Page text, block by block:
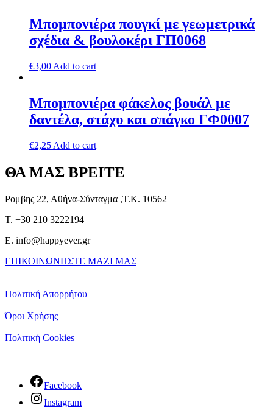
Μπομπονιέρα πουγκί με γεωμετρικά
σχέδια & βουλοκέρι ΓΠ0068
€3,00 Add to cart
Μπομπονιέρα φάκελος βουάλ με
δαντέλα, στάχυ και σπάγκο ΓΦ0007
€2,25 Add to cart
ΘΑ ΜΑΣ ΒΡΕΙΤΕ
Ρομβης 22, Αθήνα-Σύνταγμα ,Τ.Κ. 10562
T. +30 210 3222194
E. info@happyever.gr
ΕΠΙΚΟΙΝΩΝΗΣΤΕ ΜΑΖΙ ΜΑΣ
Πολιτική Απορρήτου
Όροι Χρήσης
Πολιτική Cookies
Facebook
Instagram